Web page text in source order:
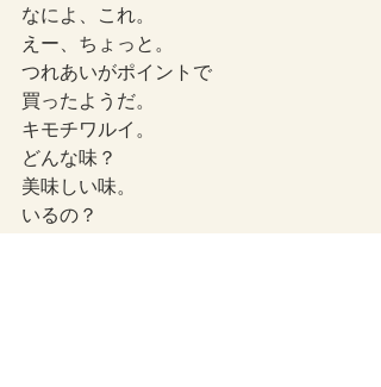
なによ、これ。
えー、ちょっと。
つれあいがポイントで
買ったようだ。
キモチワルイ。
どんな味？
美味しい味。
いるの？